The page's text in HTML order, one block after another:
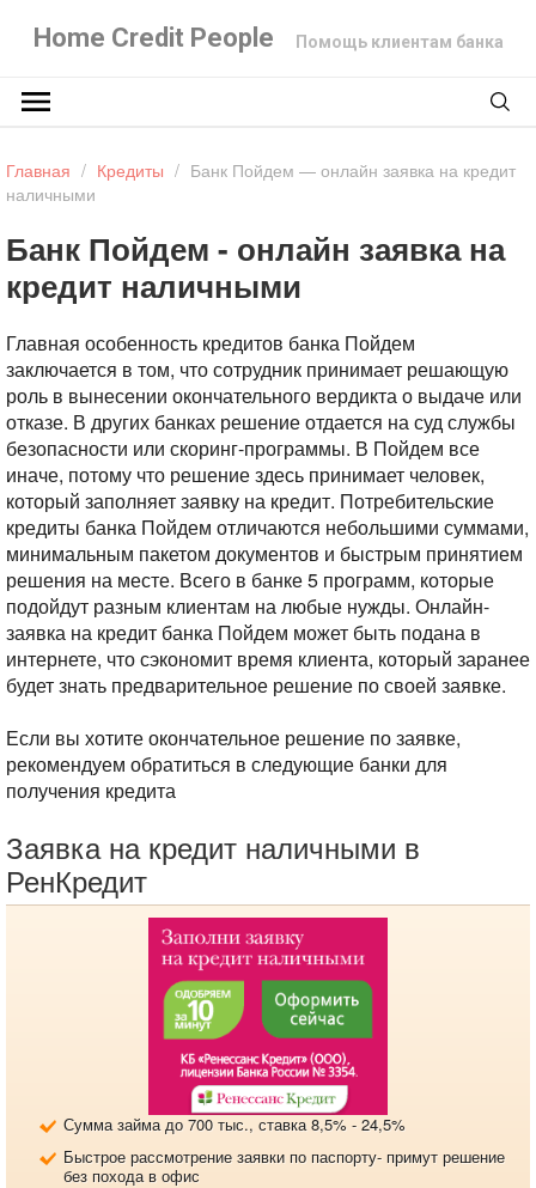
Home Credit People Помощь клиентам банка
Главная / Кредиты / Банк Пойдем — онлайн заявка на кредит
наличными
Банк Пойдем - онлайн заявка на
кредит наличными
Главная особенность кредитов банка Пойдем
заключается в том, что сотрудник принимает решающую
роль в вынесении окончательного вердикта о выдаче или
отказе. В других банках решение отдается на суд службы
безопасности или скоринг-программы. В Пойдем все
иначе, потому что решение здесь принимает человек,
который заполняет заявку на кредит. Потребительские
кредиты банка Пойдем отличаются небольшими суммами,
минимальным пакетом документов и быстрым принятием
решения на месте. Всего в банке 5 программ, которые
подойдут разным клиентам на любые нужды. Онлайн-
заявка на кредит банка Пойдем может быть подана в
интернете, что сэкономит время клиента, который заранее
будет знать предварительное решение по своей заявке.
Если вы хотите окончательное решение по заявке,
рекомендуем обратиться в следующие банки для
получения кредита
Заявка на кредит наличными в
РенКредит
Сумма займа до 700 тыс., ставка 8,5% - 24,5%
Быстрое рассмотрение заявки по паспорту- примут решение
без похода в офис